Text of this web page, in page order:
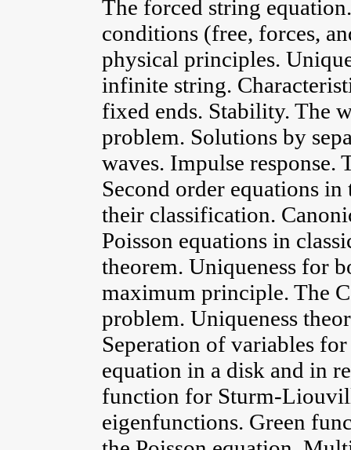
The forced string
conditions (free, forces,
physical principles.
infinite string.
fixed ends. Stability. The
problem. Solutions by
waves. Impulse
Second order equations
their classification.
Poisson equations in
theorem. Uniqueness for
maximum principle. The
problem. Uniqueness
Seperation of variables
equation in a disk and in
function for Sturm-
eigenfunctions. Green